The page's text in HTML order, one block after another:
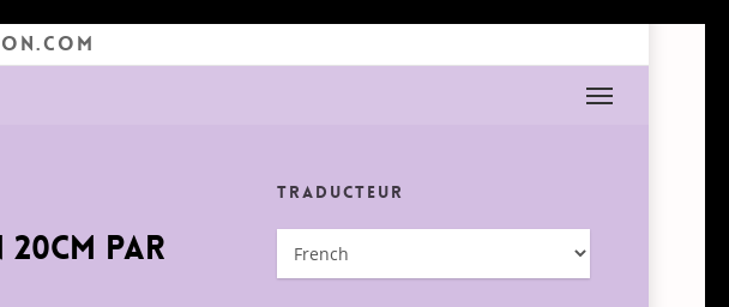
Menu
par
Traducteur